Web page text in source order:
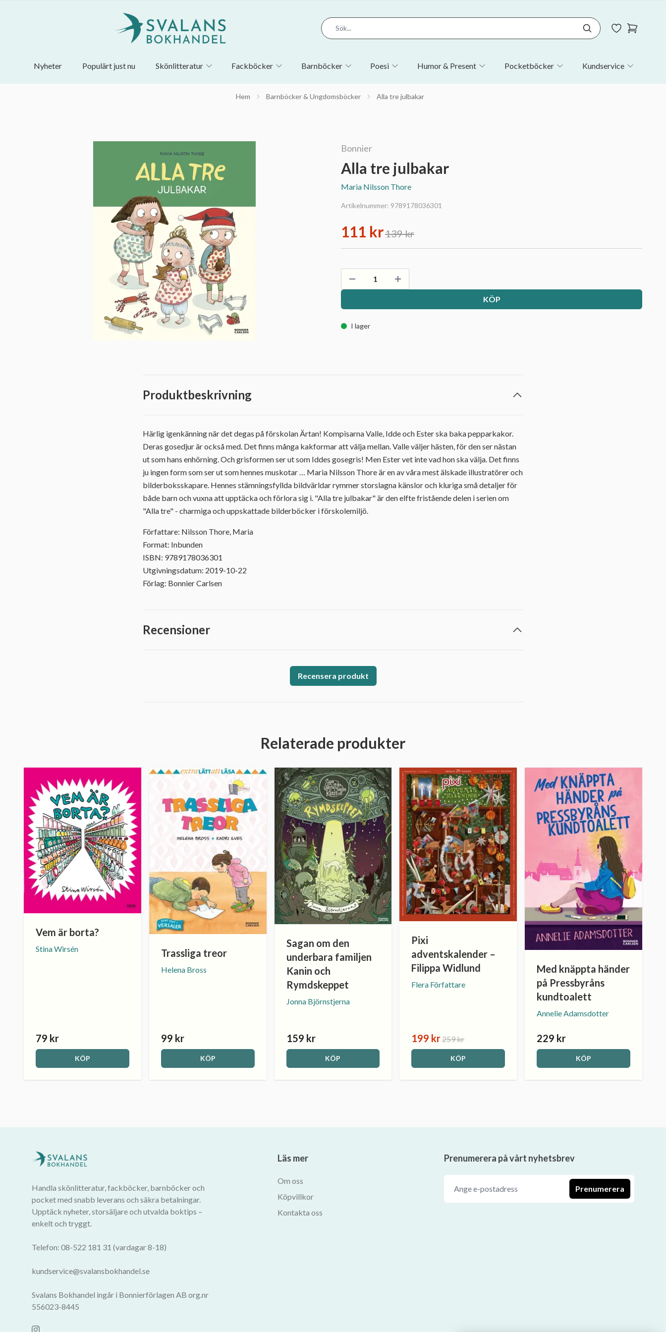
Nyheter Populärt just nu Skönlitteratur Fackböcker Barnböcker Poesi Humor & Present Pocketböcker Kundservice
Hem Barnböcker & Ungdomsböcker Alla tre julbakar
Bonnier
Alla tre julbakar
Maria Nilsson Thore
Artikelnummer: 9789178036301
111 kr139 kr
KÖP
I lager
Produktbeskrivning
Härlig igenkänning när det degas på förskolan Ärtan! Kompisarna Valle, Idde och Ester ska baka pepparkakor.
Deras gosedjur är också med. Det finns många kakformar att välja mellan. Valle väljer hästen, för den ser nästan
ut som hans enhörning. Och grisformen ser ut som Iddes gosegris! Men Ester vet inte vad hon ska välja. Det finns
ju ingen form som ser ut som hennes muskotar … Maria Nilsson Thore är en av våra mest älskade illustratörer och
bilderboksskapare. Hennes stämningsfyllda bildvärldar rymmer storslagna känslor och kluriga små detaljer för
både barn och vuxna att upptäcka och förlora sig i. "Alla tre julbakar" är den elfte fristående delen i serien om
"Alla tre" - charmiga och uppskattade bilderböcker i förskolemiljö.
Författare: Nilsson Thore, Maria
Format: Inbunden
ISBN: 9789178036301
Utgivningsdatum: 2019-10-22
Förlag: Bonnier Carlsen
Recensioner
Recensera produkt
Relaterade produkter
Vem är borta?
Stina Wirsén
79 kr
KÖP
Trassliga treor
Helena Bross
99 kr
KÖP
Sagan om den
underbara familjen
Kanin och
Rymdskeppet
Jonna Björnstjerna
159 kr
KÖP
Pixi
adventskalender –
Filippa Widlund
Flera Författare
199 kr259 kr
KÖP
Med knäppta händer
på Pressbyråns
kundtoalett
Annelie Adamsdotter
229 kr
KÖP
Handla skönlitteratur, fackböcker, barnböcker och
pocket med snabb leverans och säkra betalningar.
Upptäck nyheter, storsäljare och utvalda boktips –
enkelt och tryggt.
Telefon: 08-522 181 31 (vardagar 8-18)
kundservice@svalansbokhandel.se
Svalans Bokhandel ingår i Bonnierförlagen AB org.nr
556023-8445
Läs mer
Om oss
Köpvillkor
Kontakta oss
Prenumerera på vårt nyhetsbrev
Prenumerera